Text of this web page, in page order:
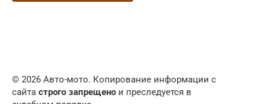
© 2026 Авто-мото. Копирование информации с
сайта строго запрещено и преследуется в